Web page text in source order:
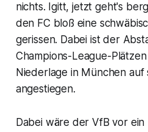
nichts. Igitt, jetzt geht's
den FC bloß eine
gerissen. Dabei ist der
Champions-League-
Niederlage in München auf
angestiegen.
Dabei wäre der VfB vor